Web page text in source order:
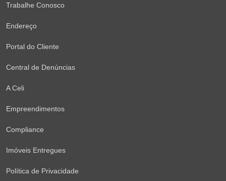
Trabalhe Conosco
Endereço
Portal do Cliente
Central de Denúncias
A Celi
Empreendimentos
Compliance
Imóveis Entregues
Política de Privacidade